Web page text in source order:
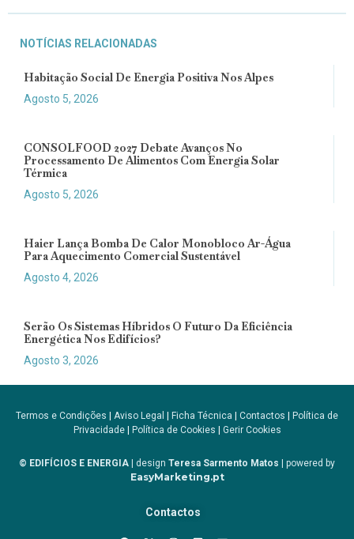
NOTÍCIAS RELACIONADAS
Habitação Social De Energia Positiva Nos Alpes
Agosto 5, 2026
CONSOLFOOD 2027 Debate Avanços No
Processamento De Alimentos Com Energia Solar
Térmica
Agosto 5, 2026
Haier Lança Bomba De Calor Monobloco Ar-Água
Para Aquecimento Comercial Sustentável
Agosto 4, 2026
Serão Os Sistemas Híbridos O Futuro Da Eficiência
Energética Nos Edifícios?
Agosto 3, 2026
Termos e Condições Aviso Legal Ficha Técnica Contactos
Política de
Privacidade| Política de Cookies Gerir Cookies
© EDIFÍCIOS E ENERGIA | design Teresa Sarmento Matos | powered by
EasyMarketing.pt
Contactos